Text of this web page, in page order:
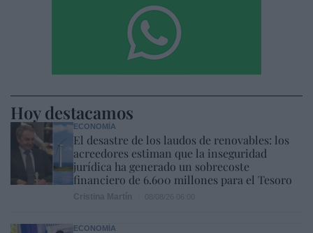
Hoy destacamos
ECONOMÍA
El desastre de los laudos de renovables: los
acreedores estiman que la inseguridad
jurídica ha generado un sobrecoste
financiero de 6.600 millones para el Tesoro
ECONOMÍA